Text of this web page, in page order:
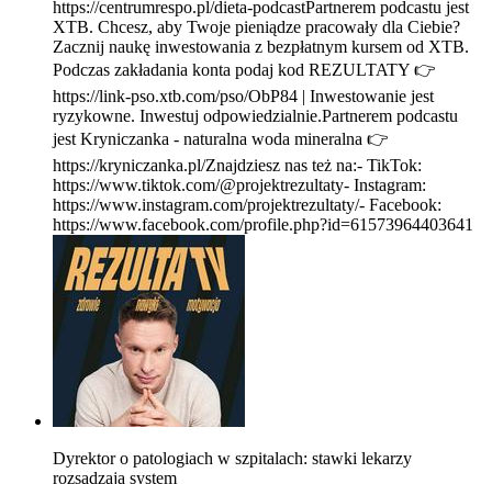
https://centrumrespo.pl/dieta-podcastPartnerem podcastu jest
XTB. Chcesz, aby Twoje pieniądze pracowały dla Ciebie?
Zacznij naukę inwestowania z bezpłatnym kursem od XTB.
Podczas zakładania konta podaj kod REZULTATY 👉
https://link-pso.xtb.com/pso/ObP84 | Inwestowanie jest
ryzykowne. Inwestuj odpowiedzialnie.Partnerem podcastu
jest Kryniczanka - naturalna woda mineralna 👉
https://kryniczanka.pl/Znajdziesz nas też na:- TikTok:
https://www.tiktok.com/@projektrezultaty- Instagram:
https://www.instagram.com/projektrezultaty/- Facebook:
https://www.facebook.com/profile.php?id=61573964403641
Dyrektor o patologiach w szpitalach: stawki lekarzy
rozsadzają system